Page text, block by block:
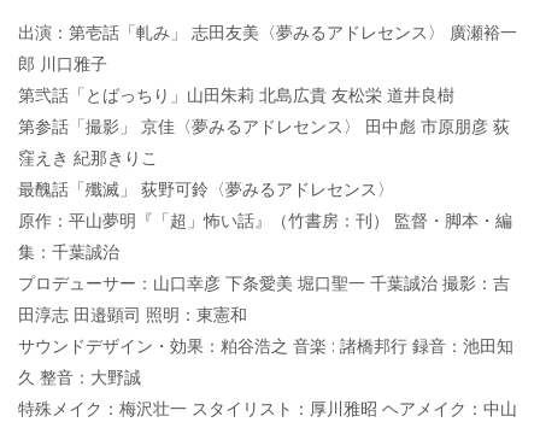
出演：第壱話「軋み」 志田友美〈夢みるアドレセンス〉 廣瀬裕一
郎 川口雅子
第弐話「とばっちり」山田朱莉 北島広貴 友松栄 道井良樹
第参話「撮影」 京佳〈夢みるアドレセンス〉 田中彪 市原朋彦 荻
窪えき 紀那きりこ
最醜話「殲滅」 荻野可鈴〈夢みるアドレセンス〉
原作：平山夢明『「超」怖い話』（竹書房：刊） 監督・脚本・編
集：千葉誠治
プロデューサー：山口幸彦 下条愛美 堀口聖一 千葉誠治 撮影：吉
田淳志 田邉顕司 照明：東憲和
サウンドデザイン・効果：粕谷浩之 音楽 : 諸橋邦行 録音：池田知
久 整音：大野誠
特殊メイク：梅沢壮一 スタイリスト：厚川雅昭 ヘアメイク：中山